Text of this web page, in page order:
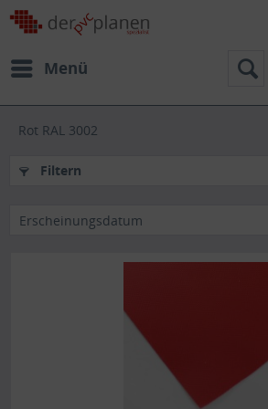
Menü
Rot RAL 3002
Filtern
Erscheinungsdatum